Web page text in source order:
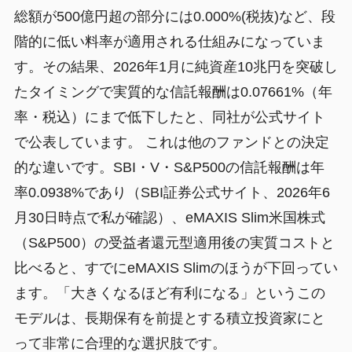
総額が500億円超の部分には0.000%(税抜)など、段
階的に低い料率が適用される仕組みになっていま
す。その結果、2026年1月に純資産10兆円を突破し
たタイミングで実質的な信託報酬は0.07661%（年
率・税込）にまで低下したと、同社が公式サイト
で公表しています。 これは他のファンドとの決定
的な違いです。SBI・V・S&P500の信託報酬は年
率0.0938%であり（SBI証券公式サイト、2026年6
月30日時点で私が確認）、eMAXIS Slim米国株式
（S&P500）の受益者還元型適用後の実質コストと
比べると、すでにeMAXIS Slimのほうが下回ってい
ます。「大きくなるほど有利になる」というこの
モデルは、長期保有を前提とする積立投資家にと
って非常に合理的な選択肢です。